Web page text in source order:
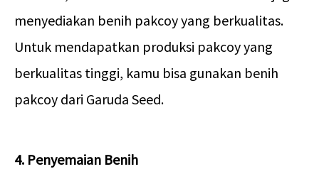
menyediakan benih pakcoy yang berkualitas.
Untuk mendapatkan produksi pakcoy yang
berkualitas tinggi, kamu bisa gunakan benih
pakcoy dari Garuda Seed.
4. Penyemaian Benih